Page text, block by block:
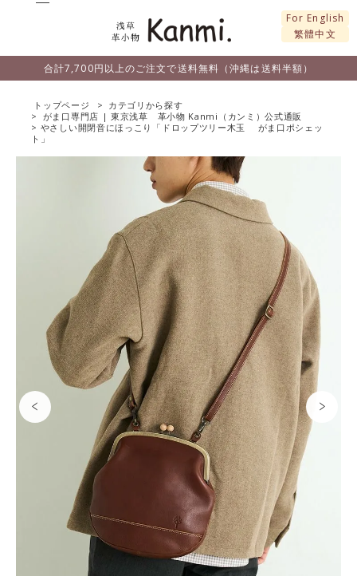
For English
繁體中文
合計7,700円以上のご注文で送料無料（沖縄は送料半額）
トップページ
カテゴリから探す
がま口専門店 | 東京浅草 革小物 Kanmi（カンミ）公式通販
やさしい開閉音にほっこり「ドロップツリー木玉 がま口ポシェッ
ト」